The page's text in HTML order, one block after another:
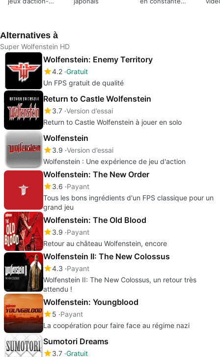
Alternatives à
Super Wolfenstein HD
Wolfenstein: Enemy Territory
4.2 Gratuit
Un FPS gratuit de qualité
Return to Castle Wolfenstein
3.7 Version d’essai
Return to Castle Wolfenstein à jouer en solo
Wolfenstein
3.9 Version d’essai
Wolfenstein : Une expérience de jeu d'action
Wolfenstein: The New Order
3.6 Payant
Tous les bons ingrédients d'un FPS classique pour un
grand jeu
Wolfenstein: The Old Blood
3.9 Payant
Retour au château Wolfenstein, encore
Wolfenstein II: The New Colossus
4.3 Payant
Wolfenstein II: The New Colossus, un retour très
attendu !
Wolfenstein: Youngblood
5 Payant
La coopération pour faire face au régime nazi
Sumotori Dreams
3.7 Gratuit